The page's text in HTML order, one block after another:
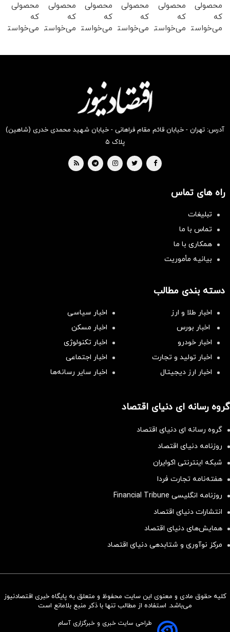
سرمایه‌گذاری همسنگ با شاخص
محصولی
که
می‌خواستی
محصولی
که
می‌خواستی
محصولی
که
می‌خواستی
بخر !
محصولی
که
می‌خواستی
بخر !
محصولی
که
می‌خواستی
محصولی
که
می‌خواستی
آدرس: تهران - خیابان قائم مقام فراهانی - خیابان شهید محمدی خدری (شاهین)
پلاک ۵
راه های تماس
تبلیغات
تماس با ما
همکاری با ما
بیانیه مأموریت
دسته بندی مطالب
اخبار طلا و ارز
اخبار سیاسی
اخبار بورس
اخبار مسکن
اخبار خودرو
اخبار تکنولوژی
اخبار تولید و تجارت
اخبار اجتماعی
اخبار ارز دیجیتال
اخبار سایر رسانه‌‌ها
گروه رسانه ای دنیای اقتصاد
گروه رسانه ای دنیای اقتصاد
روزنامه دنیای اقتصاد
شبکه اینترنتی اکوایران
هفته‌نامه تجارت فردا
روزنامه انگلیسی Financial Tribune
انتشارات دنیای اقتصاد
همایش‌های دنیای اقتصاد
مرکز نوآوری و شتابدهی دنیای اقتصاد
کلیه حقوق مادی و معنوی این سایت محفوظ و متعلق به پایگاه خبری اقتصادنیوز
می‌باشد. استفاده از مطالب تنها با ذکر منبع بلامانع است
طراحی سایت خبری و خبرگزاری آسام